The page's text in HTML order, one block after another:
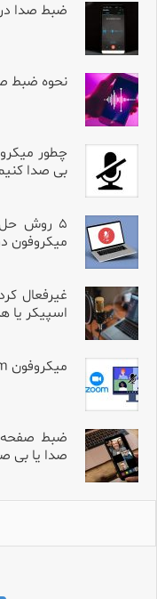
ضبط صدا در
نحوه ضبط
بی صدا
۵ روش
میکروفون در
غیرفعال
اسپیکر یا
میکروفون Zoom در ویندوز ۱۱/۱۰ کار نمی کند؟
صدا یا بی